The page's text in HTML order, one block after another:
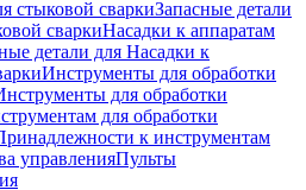
стыковой сваркиЗапасные детали
сваркиНасадки к аппаратам
детали для Насадки к
Инструменты для обработки
для обработки
для обработки
к инструментам
управленияПульты